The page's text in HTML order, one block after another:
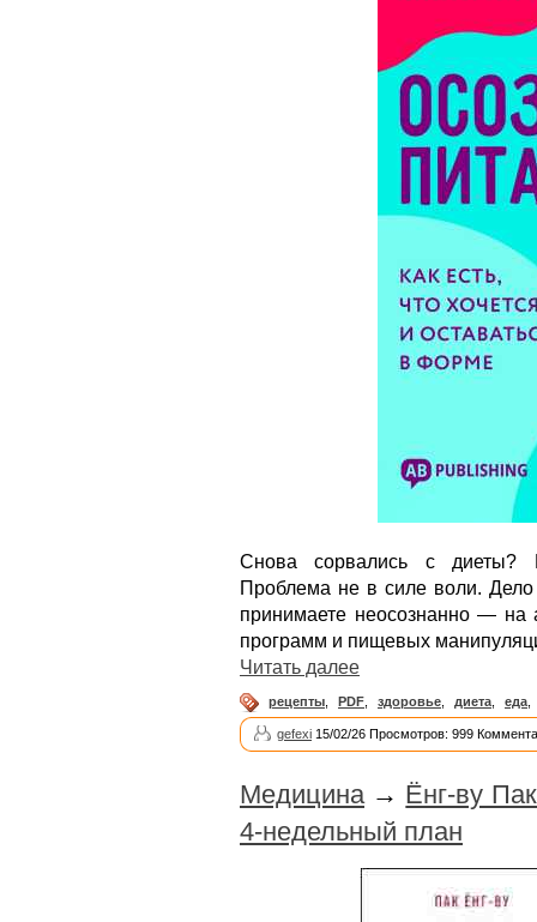
Снова сорвались с диеты?
Проблема не в силе воли.
принимаете неосознанно — на
программ и пищевых
Читать далее
рецепты PDF здоровье диета еда
gefexi 15/02/26 Просмотров: 999
Медицина→ Ёнг-ву
4-недельный план